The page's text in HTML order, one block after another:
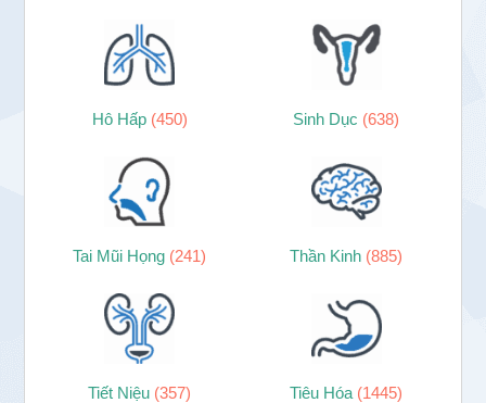
Hô Hấp (450) Sinh Dục (638)
Tai Mũi Họng (241) Thần Kinh (885)
Tiết Niệu (357) Tiêu Hóa (1445)